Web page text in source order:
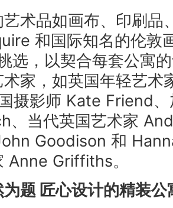
品如画布、印刷品
和国际知名的伦敦
选，以契合每套公寓
家，如英国年轻艺
摄影师 Kate Friend
、当代英国艺术家
Goodison 和
Anne Griffiths。
题 匠心设计的精装公